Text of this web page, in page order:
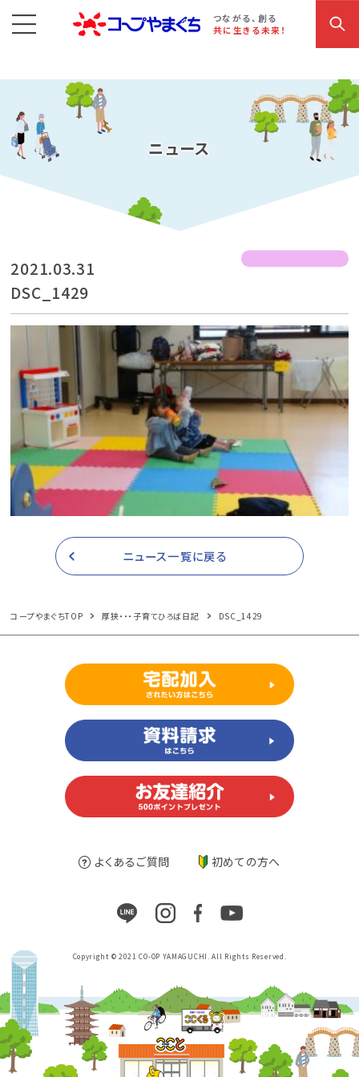
つながる、創る
共に生きる未来！
コープやまぐち お買い物・サービス こだわり商品 参加・イベント情報
ニュース
2021.03.31
DSC_1429
ニュース一覧に戻る
コープやまぐちTOP 厚狭・・・子育てひろば日記 DSC_1429
よくあるご質問 初めての方へ
Copyright © 2021 CO-OP YAMAGUCHI. All Rights Reserved.